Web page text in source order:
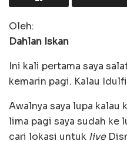
Oleh:
Dahlan Iskan
Ini kali pertama saya
kemarin pagi. Kalau
Awalnya saya lupa kalau
lima pagi saya sudah ke
cari lokasi untuk live